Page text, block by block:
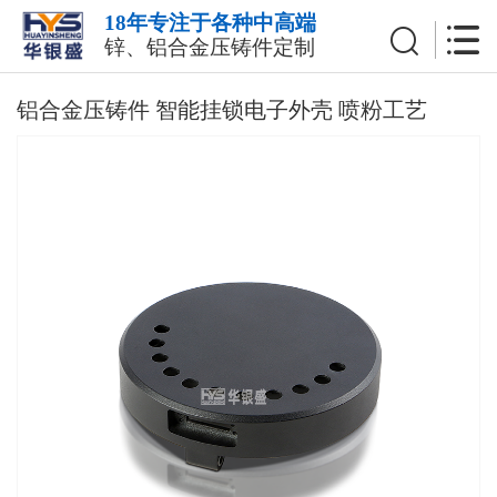
18年专注于各种中高端
锌、铝合金压铸件定制
铝合金压铸件 智能挂锁电子外壳 喷粉工艺